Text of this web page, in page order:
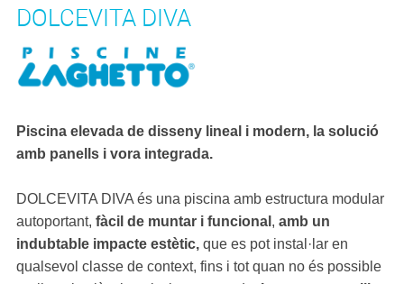
DOLCEVITA DIVA
Piscina elevada de disseny lineal i modern, la solució
amb panells i vora integrada.
DOLCEVITA DIVA és una piscina amb estructura modular
autoportant, fàcil de muntar i funcional , amb un
indubtable impacte estètic,que es pot instal·lar en
qualsevol classe de context, fins i tot quan no és possible